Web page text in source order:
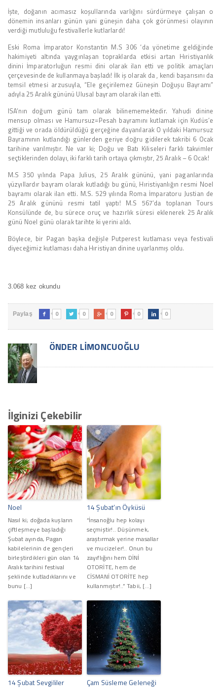
İşte, doğanın acımasız koşullarında varlığını sürdürmeye çalışan o
dönemin insanları günün yani güneşin daha çok görünmesi olayının
verdiği mutluluğu festivallerle kutlarlardı!
Eski Roma İmparator Konstantin M.S 306 ‘da yönetime geldiğinde
hakimiyeti altında yaygınlaşan topraklarda etkisi artan Hıristiyanlık
dinini İmparatorluğun resmi dini olarak ilan etti ve politik amaçları
çerçevesinde de kullanmaya başladı! İlk iş olarak da , kendi başarısını da
temsil etmesi arzusuyla, “Ele geçirilemez Güneşin Doğuşu Bayramı”
adıyla 25 Aralık gününü Ulusal bayram olarak ilan etti.
ISA’nın doğum günü tam olarak bilinememektedir. Yahudi dinine
mensup olması ve Hamursuz=Pesah bayramını kutlamak için Kudüs’e
gittiği ve orada öldürüldüğü gerçeğine dayanılarak O yıldaki Hamursuz
Bayramının kutlandığı günlerden geriye doğru gidilerek takribi 6 Ocak
tarihine varılmıştır. Ne var ki; Doğu ve Batı Kiliseleri farklı takvimler
seçtiklerinden dolayı, iki farklı tarih ortaya çıkmıştır, 25 Aralık – 6 Ocak!
M.S 350 yılında Papa Julius, 25 Aralık gününü, yani paganlarında
yüzyıllardır bayram olarak kutladığı bu günü, Hıristiyanlığın resmi Noel
bayramı olarak ilan etti. M.S. 529 yılında Roma İmparatoru Justian de
25 Aralık gününü resmi tatil yaptı! M.S 567’da toplanan Tours
Konsülünde de, bu sürece oruç ve hazırlık süresi eklenerek 25 Aralık
günü Noel günü olarak tarihte ki yerini aldı.
Böylece, bir Pagan başka değişle Putperest kutlaması veya festivali
diyeceğimiz kutlaması daha Hıristiyan dinine uyarlanmış oldu.
3.068 kez okundu
Paylaş  0  0  0  0  0
ÖNDER LIMONCUOĞLU
İlginizi Çekebilir
Noel
Nasıl ki; doğada kuşların
çiftleşmeye başladığı
Şubat ayında, Pagan
kabilelerinin de gençleri
birleştirdikleri gün olan 14
Aralık tarihini festival
şeklinde kutladıklarını ve
bunu […]
14 Şubat’ın Öyküsü
“İnsanoğlu hep kolayı
seçmiştir!.. Düşünmek,
araştırmak yerine masallar
ve mucizeler!.. Onun bu
zayıflığını hem DİNİ
OTORİTE, hem de
CİSMANİ OTORİTE hep
kullanmıştır!..” Tabii, […]
14 Şubat Sevgililer
Çam Süsleme Geleneği